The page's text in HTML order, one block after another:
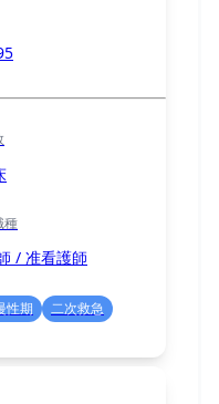
種
/ 准看護師
性期
二次救急